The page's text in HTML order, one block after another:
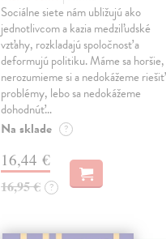
Sociálne siete nám ubližujú ako
jednotlivcom a kazia medziľudské
vzťahy, rozkladajú spoločnosť a
deformujú politiku. Máme sa horšie,
nerozumieme si a nedokážeme riešiť
problémy, lebo sa nedokážeme
dohodnúť…
Na sklade ?
16,44 €
16,95 € ?